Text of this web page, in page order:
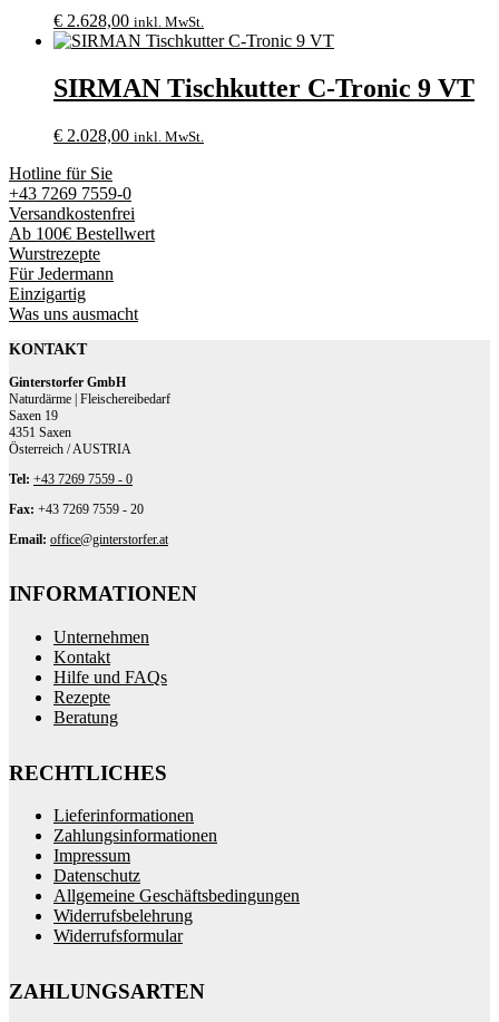
€ 2.628,00 inkl. MwSt.
SIRMAN Tischkutter C-Tronic 9 VT
€ 2.028,00 inkl. MwSt.
Hotline für Sie
+43 7269 7559-0
Versandkostenfrei
Ab 100€ Bestellwert
Wurstrezepte
Für Jedermann
Einzigartig
Was uns ausmacht
KONTAKT
Ginterstorfer GmbH
Naturdärme | Fleischereibedarf
Saxen 19
4351 Saxen
Österreich / AUSTRIA
Tel: +43 7269 7559 - 0
Fax: +43 7269 7559 - 20
Email: office@ginterstorfer.at
INFORMATIONEN
Unternehmen
Kontakt
Hilfe und FAQs
Rezepte
Beratung
RECHTLICHES
Lieferinformationen
Zahlungsinformationen
Impressum
Datenschutz
Allgemeine Geschäftsbedingungen
Widerrufsbelehrung
Widerrufsformular
ZAHLUNGSARTEN